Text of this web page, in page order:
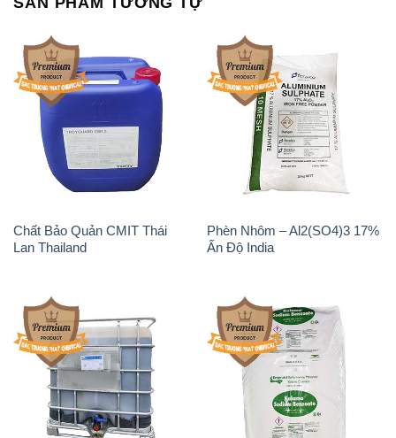
Chất Bảo Quản CMIT Thái
Lan Thailand
Phèn Nhôm – Al2(SO4)3 17%
Ấn Độ India